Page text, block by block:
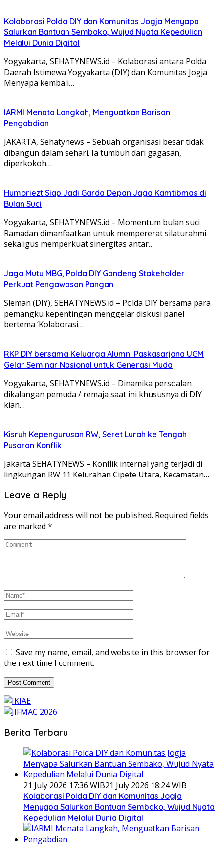
Kolaborasi Polda DIY dan Komunitas Jogja Menyapa
Salurkan Bantuan Sembako, Wujud Nyata Kepedulian
Melalui Dunia Digital
Yogyakarta, SEHATYNEWS.id – Kolaborasi antara Polda
Daerah Istimewa Yogyakarta (DIY) dan Komunitas Jogja
Menyapa kembali…
IARMI Menata Langkah, Menguatkan Barisan
Pengabdian
JAKARTA, Sehatynews – Sebuah organisasi besar tidak
dibangun dalam sehari. Ia tumbuh dari gagasan,
diperkokoh…
Humoriezt Siap Jadi Garda Depan Jaga Kamtibmas di
Bulan Suci
Yogyakarta, SEHATYNEWS.id – Momentum bulan suci
Ramadan dimanfaatkan untuk mempererat silaturahmi
sekaligus memperkuat sinergitas antar…
Jaga Mutu MBG, Polda DIY Gandeng Stakeholder
Perkuat Pengawasan Pangan
Sleman (DIY), SEHATYNEWS.id – Polda DIY bersama para
pemangku kepentingan menggelar diskusi panel
bertema ‘Kolaborasi…
RKP DIY bersama Keluarga Alumni Paskasarjana UGM
Gelar Seminar Nasional untuk Generasi Muda
Yogyakarta, SEHATYNEWS.id – Dinamika persoalan
dikalangan pemuda / remaja saat ini khususnya di DIY
kian…
Kisruh Kepengurusan RW, Seret Lurah ke Tengah
Pusaran Konflik
Jakarta SEHATYNEWS – Konflik internal yang terjadi di
lingkungan RW 11 Kelurahan Cipete Utara, Kecamatan…
Leave a Reply
Your email address will not be published. Required fields
are marked *
Save my name, email, and website in this browser for
the next time I comment.
Berita Terbaru
21 July 2026 17:36 WIB21 July 2026 18:24 WIB
Kolaborasi Polda DIY dan Komunitas Jogja
Menyapa Salurkan Bantuan Sembako, Wujud Nyata
Kepedulian Melalui Dunia Digital